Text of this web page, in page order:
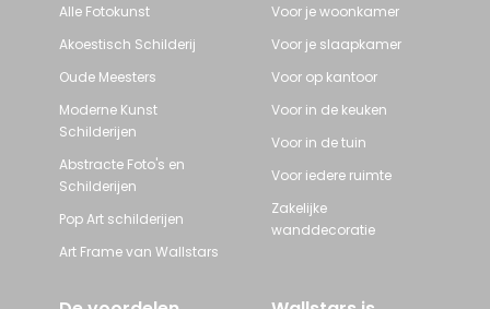
Alle Fotokunst
Akoestisch Schilderij
Oude Meesters
Moderne Kunst
Schilderijen
Abstracte Foto's en
Schilderijen
Pop Art schilderijen
Art Frame van Wallstars
Voor je woonkamer
Voor je slaapkamer
Voor op kantoor
Voor in de keuken
Voor in de tuin
Voor iedere ruimte
Zakelijke
wanddecoratie